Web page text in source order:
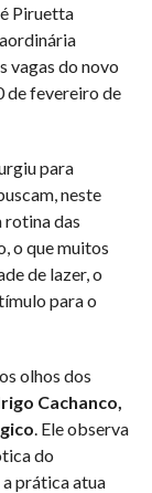
Piruetta
vagas do novo
de fevereiro de
para
neste
rotina das
o que muitos
de lazer, o
para o
olhos dos
Cachanco,
. Ele observa
do
prática atua